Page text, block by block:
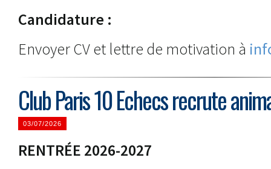
Candidature :
Envoyer CV et lettre de motivation à
Club Paris 10 Echecs recrute
03/07/2026
RENTRÉE 2026-2027